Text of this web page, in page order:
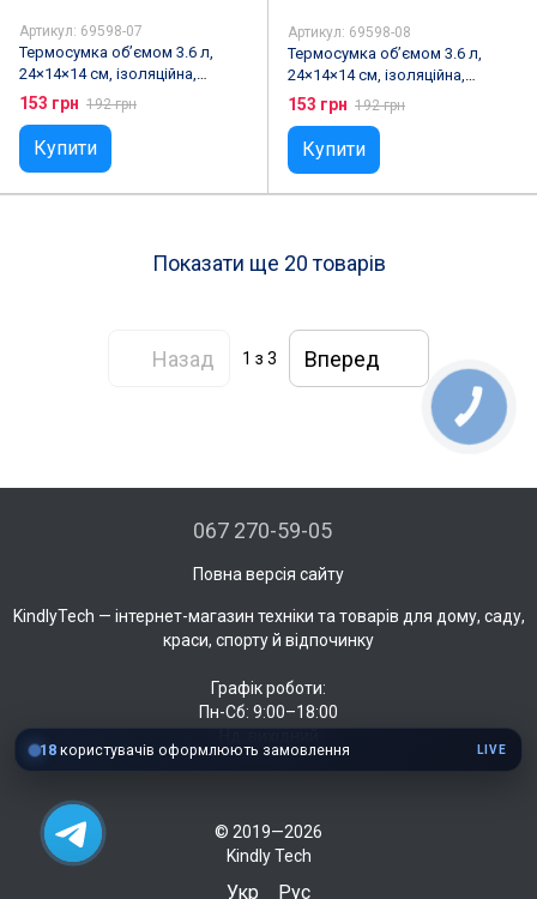
Артикул: 69598-07
Термосумка об’ємом 3.6 л,
24×14×14 см, ізоляційна,
Темно-синій
153 грн 192 грн
Купити
Артикул: 69598-08
Термосумка об’ємом 3.6 л,
24×14×14 см, ізоляційна,
Червоний
153 грн 192 грн
Купити
Показати ще 20 товарів
Назад 1 з 3 Вперед
067 270-59-05
Повна версія сайту
KindlyTech — інтернет-магазин техніки та товарів для дому, саду,
краси, спорту й відпочинку
Графік роботи:
Пн-Сб: 9:00–18:00
© 2019—2026
Kindly Tech
Укр Рус
18 користувачів оформлюють замовлення LIVE
КНОПКА
ЗВ'ЯЗКУ